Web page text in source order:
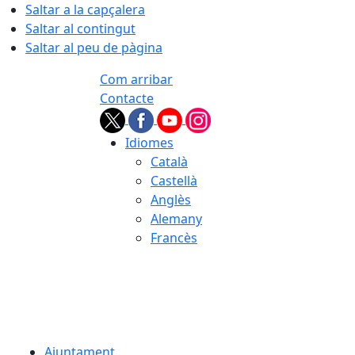
Saltar a la capçalera
Saltar al contingut
Saltar al peu de pàgina
Com arribar
Contacte
Idiomes
Català
Castellà
Anglès
Alemany
Francès